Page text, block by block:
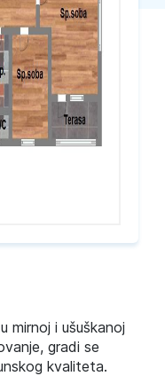
mirnoj i ušuškanoj
gradi se
kvaliteta.